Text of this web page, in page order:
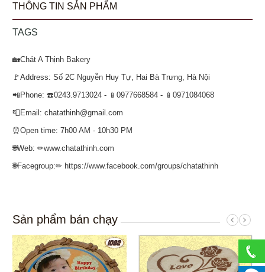
THÔNG TIN SẢN PHẨM
TAGS
🏡Chát A Thịnh Bakery
🚩Address: Số 2C Nguyễn Huy Tự, Hai Bà Trưng, Hà Nội
📲Phone: ☎️0243.9713024 - 📱0977668584 - 📱0971084068
📮Email: chatathinh@gmail.com
⏰Open time: 7h00 AM - 10h30 PM
🌐Web: ✏www.chatathinh.com
🌐Facegroup:✏ https://www.facebook.com/groups/chatathinh
Sản phẩm bán chạy